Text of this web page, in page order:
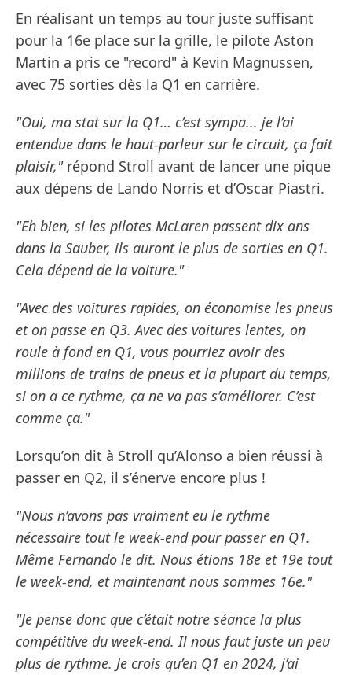
En réalisant un temps au tour juste suffisant
pour la 16e place sur la grille, le pilote Aston
Martin a pris ce "record" à Kevin Magnussen,
avec 75 sorties dès la Q1 en carrière.
"Oui, ma stat sur la Q1… c’est sympa... je l’ai
entendue dans le haut-parleur sur le circuit, ça fait
plaisir,"répond Stroll avant de lancer une pique
aux dépens de Lando Norris et d’Oscar Piastri.
"Eh bien, si les pilotes McLaren passent dix ans
dans la Sauber, ils auront le plus de sorties en Q1.
Cela dépend de la voiture."
"Avec des voitures rapides, on économise les pneus
et on passe en Q3. Avec des voitures lentes, on
roule à fond en Q1, vous pourriez avoir des
millions de trains de pneus et la plupart du temps,
si on a ce rythme, ça ne va pas s’améliorer. C’est
comme ça."
Lorsqu’on dit à Stroll qu’Alonso a bien réussi à
passer en Q2, il s’énerve encore plus !
"Nous n’avons pas vraiment eu le rythme
nécessaire tout le week-end pour passer en Q1.
Même Fernando le dit. Nous étions 18e et 19e tout
le week-end, et maintenant nous sommes 16e."
"Je pense donc que c’était notre séance la plus
compétitive du week-end. Il nous faut juste un peu
plus de rythme. Je crois qu’en Q1 en 2024, j’ai